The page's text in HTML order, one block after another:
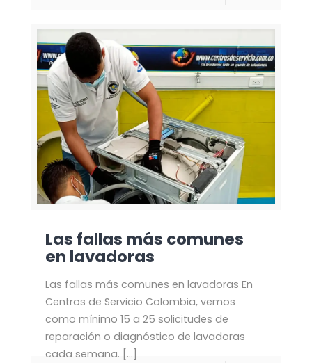
Las fallas más comunes
en lavadoras
Las fallas más comunes en lavadoras En
Centros de Servicio Colombia, vemos
como mínimo 15 a 25 solicitudes de
reparación o diagnóstico de lavadoras
cada semana. […]